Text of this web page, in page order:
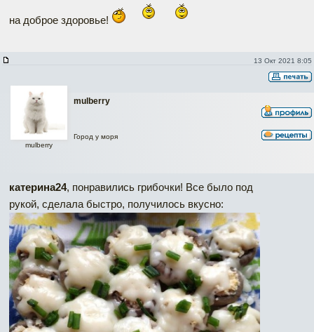
на доброе здоровье!
13 Окт 2021 8:05
mulberry
mulberry
Город у моря
катерина24, понравились грибочки! Все было под
рукой, сделала быстро, получилось вкусно: